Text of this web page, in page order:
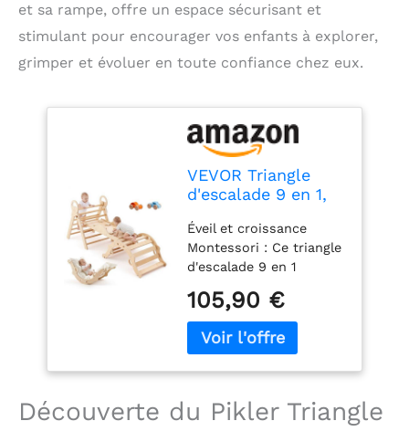
et sa rampe, offre un espace sécurisant et
stimulant pour encourager vos enfants à explorer,
grimper et évoluer en toute confiance chez eux.
VEVOR Triangle
d'escalade 9 en 1,
avec 2 Voitures en
Bois, Coussin,
Triangle, Arche et
Rampe, Parcours
Motricité Intérieur
Montessori pour
Bébé et Enfants, 68
kg Max, Couleur
Éveil et croissance
Montessori : Ce triangle
d'escalade 9 en 1
coordination et
l'imagination. Chaque
structure développe la
lien parent-enfant. Il est
testé pour supporter
105,90 €
Découverte du Pikler Triangle